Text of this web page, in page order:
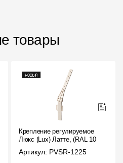
товары
Крепление регулируемое
Люкс (Lux) Латте, (RAL 1015)
Артикул: PVSR-1225